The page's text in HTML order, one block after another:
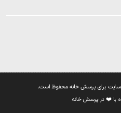
سایت برای پرسش خانه محفوظ است.
با ❤️ در پرسش خانه